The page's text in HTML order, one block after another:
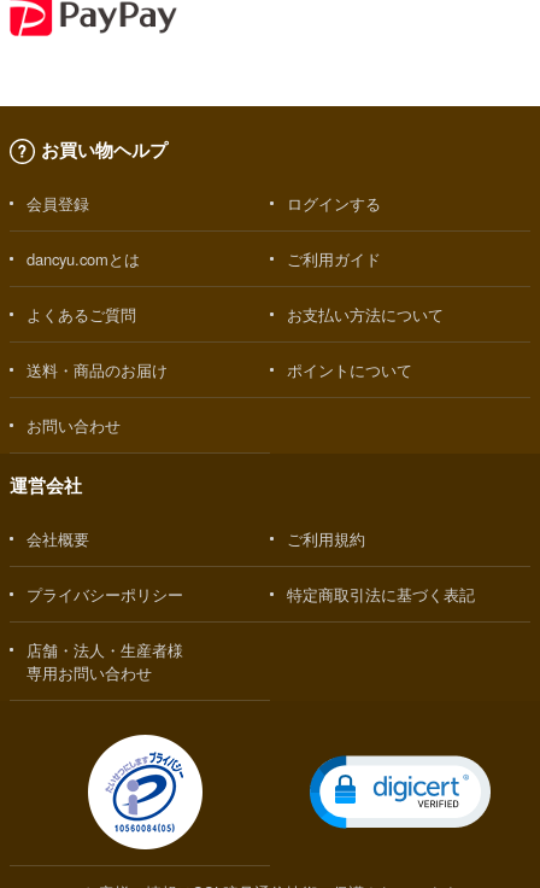
お買い物ヘルプ
会員登録 ログインする
dancyu.comとは ご利用ガイド
よくあるご質問 お支払い方法について
送料・商品のお届け ポイントについて
お問い合わせ
運営会社
会社概要 ご利用規約
プライバシーポリシー 特定商取引法に基づく表記
店舗・法人・生産者様
専用お問い合わせ